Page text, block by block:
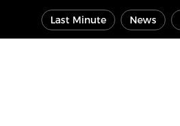
Last Minute News